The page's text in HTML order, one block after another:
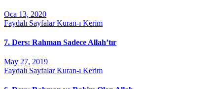
Oca 13, 2020
Faydalı SayfalarKuran-ı Kerim
7. Ders: Rahman Sadece Allah’tır
May 27, 2019
Faydalı SayfalarKuran-ı Kerim